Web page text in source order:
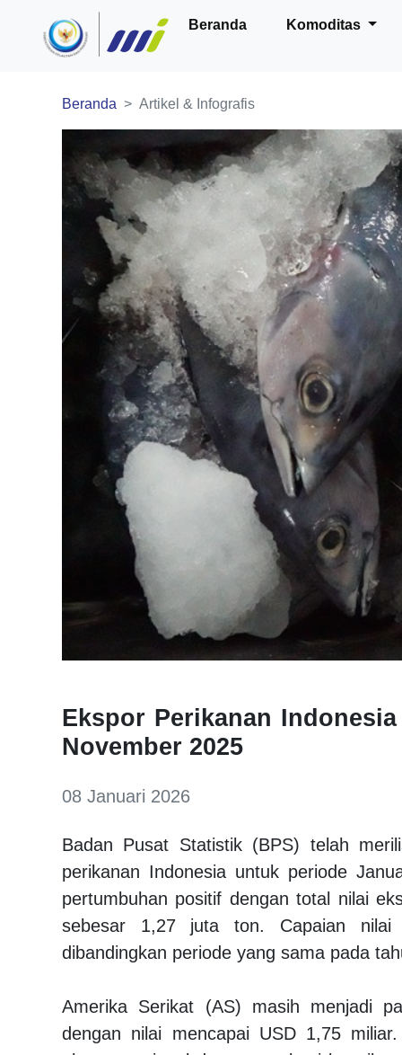
Beranda Komoditas
Beranda Artikel & Infografis
Ekspor Perikanan
November 2025
08 Januari 2026
Badan Pusat Statistik (BPS) telah
perikanan Indonesia untuk periode
pertumbuhan positif dengan total nilai
sebesar 1,27 juta ton. Capaian nilai
dibandingkan periode yang sama pada
Amerika Serikat (AS) masih menjadi
dengan nilai mencapai USD 1,75